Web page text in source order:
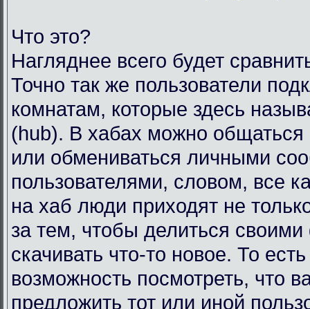
Что это?
Нагляднее всего будет
Точно так же пользователи
комнатам, которые здесь
(hub). В хабах можно
или обмениваться личными
пользователями, словом, все
на хаб люди приходят не
за тем, чтобы делиться
скачивать что-то новое. То
возможность посмотреть, что
предложить тот или иной